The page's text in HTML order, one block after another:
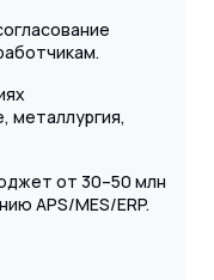
металлургия,
от 30–50 млн
APS/MES/ERP.